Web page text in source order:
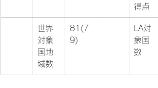
得点
世界
対象
国地
域数
81(7
9)
LA対
象国
数